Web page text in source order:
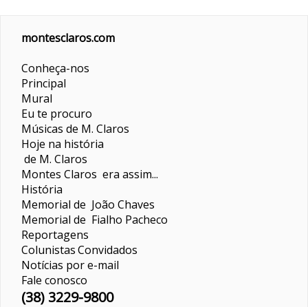
montesclaros.com
Conheça-nos
Principal
Mural
Eu te procuro
Músicas de M. Claros
Hoje na história
de M. Claros
Montes Claros era assim...
História
Memorial de João Chaves
Memorial de Fialho Pacheco
Reportagens
ColunistasConvidados
Notícias por e-mail
Fale conosco
(38) 3229-9800